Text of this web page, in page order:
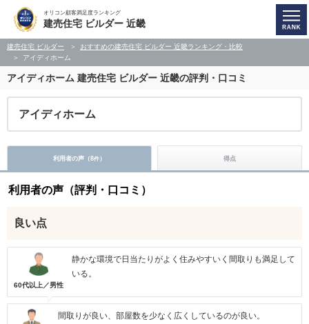
オリコン顧客満足度ランキング
建売住宅 ビルダー 近畿
建売住宅 ビルダー
おすすめの建売住宅 ビルダー 近畿ランキング・比較
アイディホーム
アイディホーム 建売住宅 ビルダー 近畿の評判・口コミ
アイディホーム
利用者の声（8件） 得点
利用者の声（評判・口コミ）
良い点
60代以上／男性
静かな環境で日当たりがよく住みやすいく間取りも満足して
いる。
間取りが良い、部屋数を少なく広くしているのが良い。